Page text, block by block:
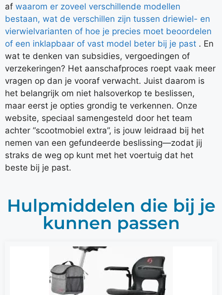
af waarom er zoveel verschillende modellen
bestaan, wat de verschillen zijn tussen driewiel- en
vierwielvarianten of hoe je precies moet beoordelen
of een inklapbaar of vast model beter bij je past . En
wat te denken van subsidies, vergoedingen of
verzekeringen? Het aanschafproces roept vaak meer
vragen op dan je vooraf verwacht. Juist daarom is
het belangrijk om niet halsoverkop te beslissen,
maar eerst je opties grondig te verkennen. Onze
website, speciaal samengesteld door het team
achter “scootmobiel extra”, is jouw leidraad bij het
nemen van een gefundeerde beslissing—zodat jij
straks de weg op kunt met het voertuig dat het
beste bij je past.
Hulpmiddelen die bij je
kunnen passen